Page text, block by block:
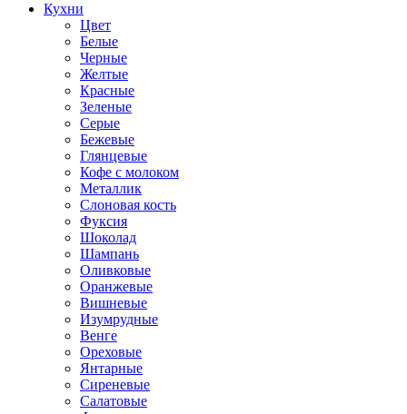
Кухни
Цвет
Белые
Черные
Желтые
Красные
Зеленые
Серые
Бежевые
Глянцевые
Кофе с молоком
Металлик
Слоновая кость
Фуксия
Шоколад
Шампань
Оливковые
Оранжевые
Вишневые
Изумрудные
Венге
Ореховые
Янтарные
Сиреневые
Салатовые